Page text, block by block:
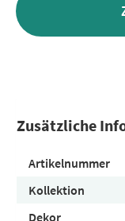
Zusätzliche
Artikelnummer
Kollektion
Dekor